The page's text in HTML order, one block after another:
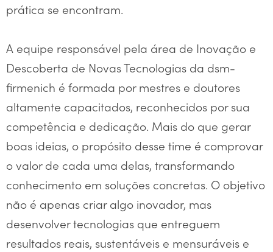
prática se encontram.
A equipe responsável pela área de Inovação e
Descoberta de Novas Tecnologias da dsm-
firmenich é formada por mestres e doutores
altamente capacitados, reconhecidos por sua
competência e dedicação. Mais do que gerar
boas ideias, o propósito desse time é comprovar
o valor de cada uma delas, transformando
conhecimento em soluções concretas. O objetivo
não é apenas criar algo inovador, mas
desenvolver tecnologias que entreguem
resultados reais, sustentáveis e mensuráveis e